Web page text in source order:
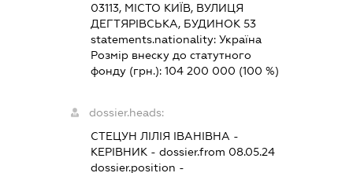
03113, МІСТО КИЇВ, ВУЛИЦЯ
ДЕГТЯРІВСЬКА, БУДИНОК 53
statements.nationality:Україна
Розмір внеску до статутного
фонду (грн.):104 200 000 (100 %)
dossier.heads:
СТЕЦУН ЛІЛІЯ ІВАНІВНА -
КЕРІВНИК - dossier.from 08.05.24
dossier.position -